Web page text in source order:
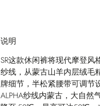
说明
SR这款休闲裤将现代摩登
纱线，从蒙古山羊内层绒毛
牌细节，半松紧腰带可调节
ALPHA纱线内蒙古，大自